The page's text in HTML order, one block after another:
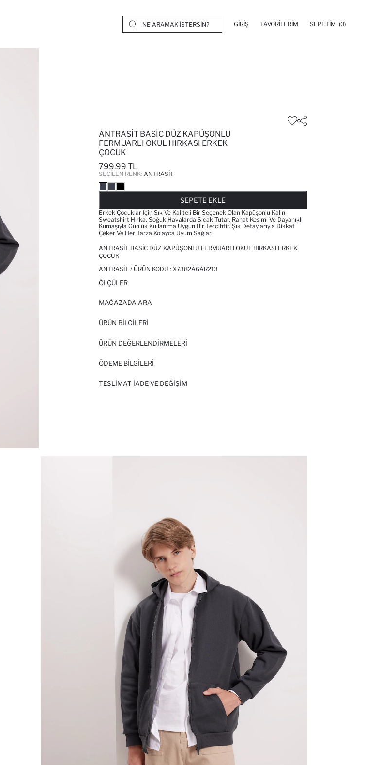
GIRIŞ FAVORILERIM SEPETIM (0)
ANTRASIT BASIC DÜZ KAPÜŞONLU
FERMUARLI OKUL HIRKASI ERKEK
ÇOCUK
799.99 TL
SEÇILEN RENK: ANTRASIT
SEPETE EKLE
Erkek Çocuklar Için Şık Ve Kaliteli Bir Seçenek Olan Kapüşonlu Kalın
Sweatshirt Hırka, Soğuk Havalarda Sıcak Tutar. Rahat Kesimi Ve Dayanıklı
Kumaşıyla Günlük Kullanıma Uygun Bir Tercihtir. Şık Detaylarıyla Dikkat
Çeker Ve Her Tarza Kolayca Uyum Sağlar.
ANTRASIT BASIC DÜZ KAPÜŞONLU FERMUARLI OKUL HIRKASI ERKEK
ÇOCUK
ANTRASIT / ÜRÜN KODU : X7382A6AR213
ÖLÇÜLER
MAĞAZADA ARA
ÜRÜN BILGILERI
ÜRÜN DEĞERLENDİRMELERİ
ÖDEME BİLGİLERİ
TESLIMAT İADE VE DEĞIŞIM